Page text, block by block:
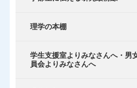
理学の本棚
学生支援室よりみなさんへ・男
員会よりみなさんへ